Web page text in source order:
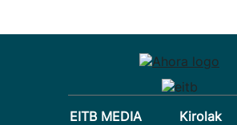
EITB MEDIA
Kirolak